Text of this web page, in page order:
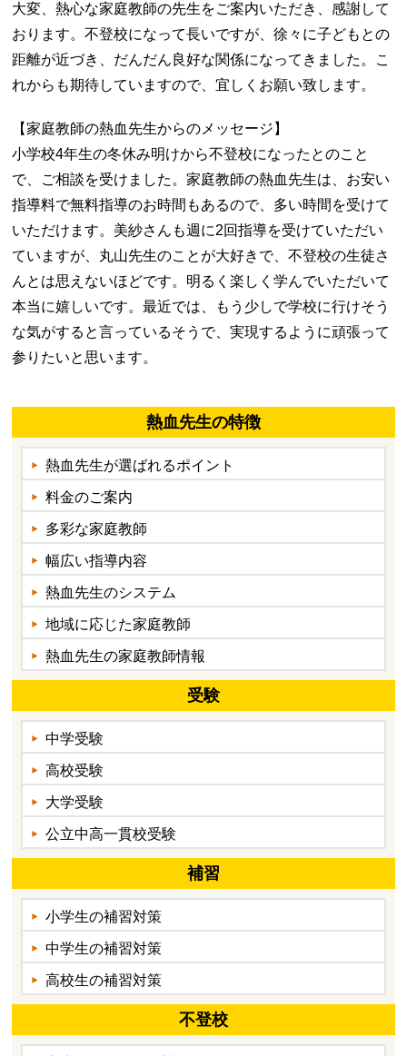
大変、熱心な家庭教師の先生をご案内いただき、感謝して
おります。不登校になって長いですが、徐々に子どもとの
距離が近づき、だんだん良好な関係になってきました。こ
れからも期待していますので、宜しくお願い致します。
【家庭教師の熱血先生からのメッセージ】
小学校4年生の冬休み明けから不登校になったとのこと
で、ご相談を受けました。家庭教師の熱血先生は、お安い
指導料で無料指導のお時間もあるので、多い時間を受けて
いただけます。美紗さんも週に2回指導を受けていただい
ていますが、丸山先生のことが大好きで、不登校の生徒さ
んとは思えないほどです。明るく楽しく学んでいただいて
本当に嬉しいです。最近では、もう少しで学校に行けそう
な気がすると言っているそうで、実現するように頑張って
参りたいと思います。
熱血先生の特徴
熱血先生が選ばれるポイント
料金のご案内
多彩な家庭教師
幅広い指導内容
熱血先生のシステム
地域に応じた家庭教師
熱血先生の家庭教師情報
受験
中学受験
高校受験
大学受験
公立中高一貫校受験
補習
小学生の補習対策
中学生の補習対策
高校生の補習対策
不登校